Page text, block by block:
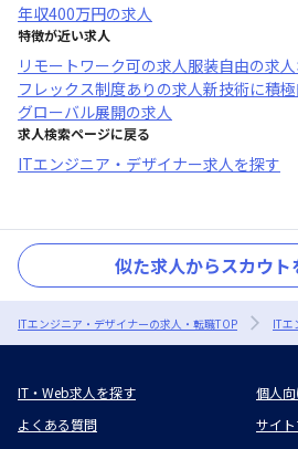
年収400万円の求人
特徴が近い求人
リモートワーク可の求人服装自由の求人
フレックス制度あり の求人新技術に積
グローバル展開の求人
求人検索ページに戻る
ITエンジニア・デザイナー求人を探す
似た求人からスカウト
ITエンジニア・デザイナーの求人・転職TOP ITエ
IT・Web求人を探す
個人
よくある質問
サイ